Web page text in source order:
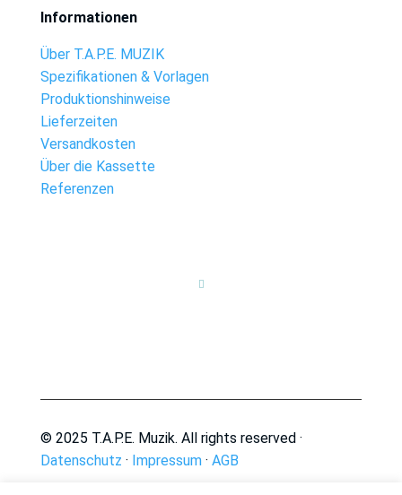
Informationen
Über T.A.P.E. MUZIK
Spezifikationen & Vorlagen
Produktionshinweise
Lieferzeiten
Versandkosten
Über die Kassette
Referenzen

© 2025 T.A.P.E. Muzik. All rights reserved ·
Datenschutz · Impressum· AGB